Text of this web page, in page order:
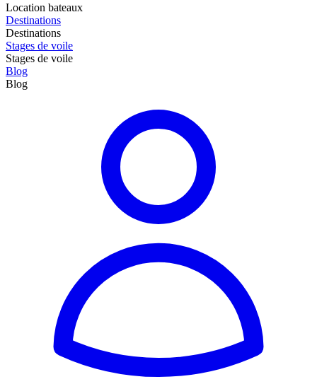
Location bateaux
Destinations
Destinations
Stages de voile
Stages de voile
Blog
Blog